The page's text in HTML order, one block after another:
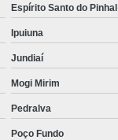
Espírito Santo do Pinhal
Ipuiuna
Jundiaí
Mogi Mirim
Pedralva
Poço Fundo